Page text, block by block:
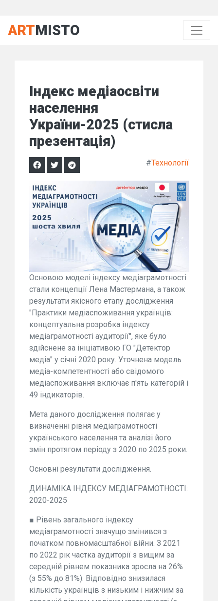
ARTMISTO
Індекс медіаосвіти
населення
України-2025 (стисла
презентація)
#Технології
Основою моделі індексу медіаграмотності
стали концепції Лена Мастермана, а також
результати якісного етапу дослідження
"Практики медіаспоживання українців:
концептуальна розробка індексу
медіаграмотності аудиторії", яке було
здійснене за ініціативою ГО "Детектор
медіа" у січні 2020 року. Уточнена модель
медіа-компетентності або свідомого
медіаспоживання включає п'ять категорій і
49 індикаторів.
Мета даного дослідження полягає у
визначенні рівня медіаграмотності
українського населення та аналізі його
змін протягом періоду з 2020 по 2025 роки.
Основні результати дослідження.
ДИНАМІКА ІНДЕКСУ МЕДІАГРАМОТНОСТІ:
2020-2025
■ Рівень загального індексу
медіаграмотності значущо змінився з
початком повномасштабної війни. З 2021
по 2022 рік частка аудиторії з вищим за
середній рівнем показника зросла на 26%
(з 55% до 81%). Відповідно знизилася
кількість українців з низьким і нижчим за